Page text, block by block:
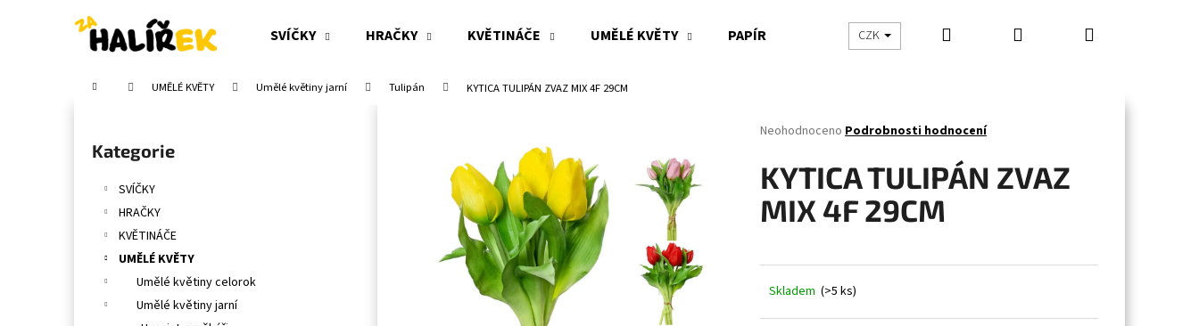
SVÍČKY HRAČKY KVĚTINÁČE UMĚLÉ KVĚTY PAPÍR CHOVATELSKÉ POTŘEBY BYTOVÉ DOPLŇKY
CZK Hledat PřihlášeníNákupní
košík
Domů UMĚLÉ KVĚTY Umělé květiny jarní Tulipán KYTICA TULIPÁN ZVAZ MIX 4F 29CM
Přeskočit
kategorie
Kategorie
SVÍČKY
HRAČKY
KVĚTINÁČE
UMĚLÉ KVĚTY
Umělé květiny celorok
Umělé květiny jarní
Průměrné
produktu
je
0,0
z
Neohodnoceno Podrobnosti hodnocení
KYTICA TULIPÁN ZVAZ
MIX 4F 29CM
Skladem (>5 ks)
Zpět
Zpět
Co potřebujete najít?
HLEDAT
Doporučujeme